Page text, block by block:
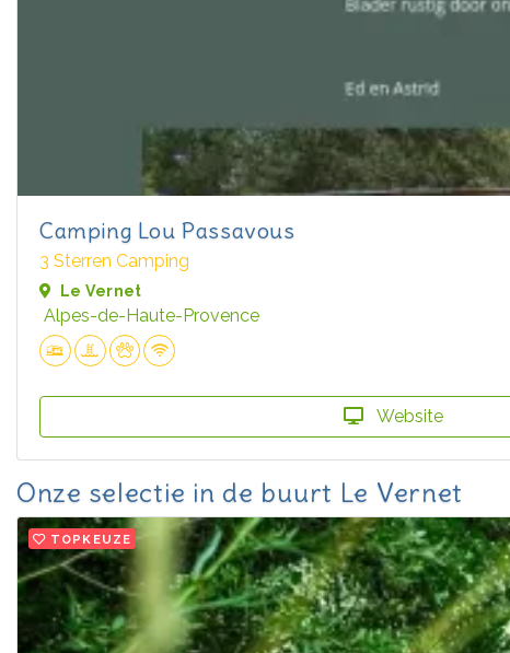
Camping Lou Passavous
3 Sterren Camping
Le Vernet
Alpes-de-Haute-Provence
Website
Onze selectie in de buurt Le Vernet
TOPKEUZE